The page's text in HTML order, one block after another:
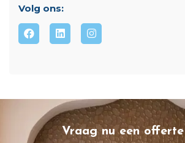
Volg ons:
Vraag nu een